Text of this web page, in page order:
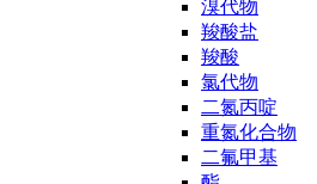
溴代物
羧酸盐
羧酸
氯代物
二氮丙啶
重氮化合物
二氟甲基